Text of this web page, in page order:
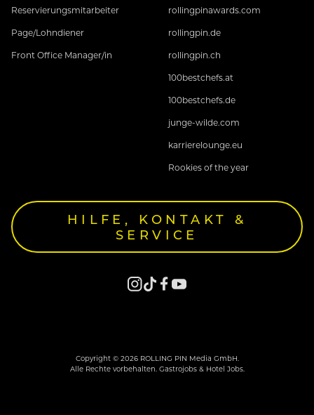
Reservierungsmitarbeiter
Page/Lohndiener
Front Office Manager/in
rollingpinawards.com
rollingpin.de
rollingpin.ch
100bestchefs.at
100bestchefs.de
junge-wilde.com
karrierelounge.eu
Rookies of the year
HILFE, KONTAKT &
SERVICE
Copyright © 2026 ROLLING PIN Media GmbH.
Alle Rechte vorbehalten. Gastrojobs & Hotel Jobs.